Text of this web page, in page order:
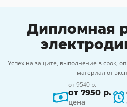
Дипломная
Успех на защите, выполнение в срок,
материал от
от 9540 р.
от 7950 р.
цена